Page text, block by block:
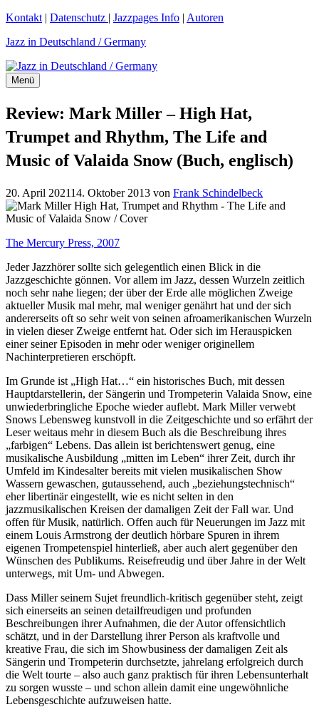
Zum
springen
Kontakt | Datenschutz | Jazzpages Info | Autoren
Jazz in Deutschland / Germany
Menü
Review: Mark Miller – High Hat,
Trumpet and Rhythm, The Life and
Music of Valaida Snow (Buch, englisch)
20. April 202114. Oktober 2013 von Frank Schindelbeck
The Mercury Press, 2007
Jeder Jazzhörer sollte sich gelegentlich einen Blick in die
Jazzgeschichte gönnen. Vor allem im Jazz, dessen Wurzeln zeitlich
noch sehr nahe liegen; der über der Erde alle möglichen Zweige
aktueller Musik mal mehr, mal weniger genährt hat und der sich
andererseits oft so sehr weit von seinen afroamerikanischen Wurzeln
in vielen dieser Zweige entfernt hat. Oder sich im Herauspicken
einer seiner Episoden in mehr oder weniger originellem
Nachinterpretieren erschöpft.
Im Grunde ist „High Hat…“ ein historisches Buch, mit dessen
Hauptdarstellerin, der Sängerin und Trompeterin Valaida Snow, eine
unwiederbringliche Epoche wieder auflebt. Mark Miller verwebt
Snows Lebensweg kunstvoll in die Zeitgeschichte und so erfährt der
Leser weitaus mehr in diesem Buch als die Beschreibung ihres
„farbigen“ Lebens. Das allein ist berichtenswert genug, eine
musikalische Ausbildung „mitten im Leben“ ihrer Zeit, durch ihr
Umfeld im Kindesalter bereits mit vielen musikalischen Show
Wassern gewaschen, gutaussehend, auch „beziehungstechnisch“
eher libertinär eingestellt, wie es nicht selten in den
jazzmusikalischen Kreisen der damaligen Zeit der Fall war. Und
offen für Musik, natürlich. Offen auch für Neuerungen im Jazz mit
einem Louis Armstrong der deutlich hörbare Spuren in ihrem
eigenen Trompetenspiel hinterließ, aber auch alert gegenüber den
Wünschen des Publikums. Reisefreudig und über Jahre in der Welt
unterwegs, mit Um- und Abwegen.
Dass Miller seinem Sujet freundlich-kritisch gegenüber steht, zeigt
sich einerseits an seinen detailfreudigen und profunden
Beschreibungen ihrer Aufnahmen, die der Autor offensichtlich
schätzt, und in der Darstellung ihrer Person als kraftvolle und
kreative Frau, die sich im Showbusiness der damaligen Zeit als
Sängerin und Trompeterin durchsetzte, jahrelang erfolgreich durch
die Welt tourte – also auch ganz praktisch für ihren Lebensunterhalt
zu sorgen wusste – und schon allein damit eine ungewöhnliche
Lebensgeschichte aufzuweisen hatte.